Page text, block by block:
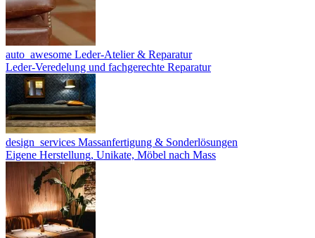
auto_awesome Leder-Atelier & Reparatur
Leder-Veredelung und fachgerechte Reparatur
design_services Massanfertigung & Sonderlösungen
Eigene Herstellung, Unikate, Möbel nach Mass